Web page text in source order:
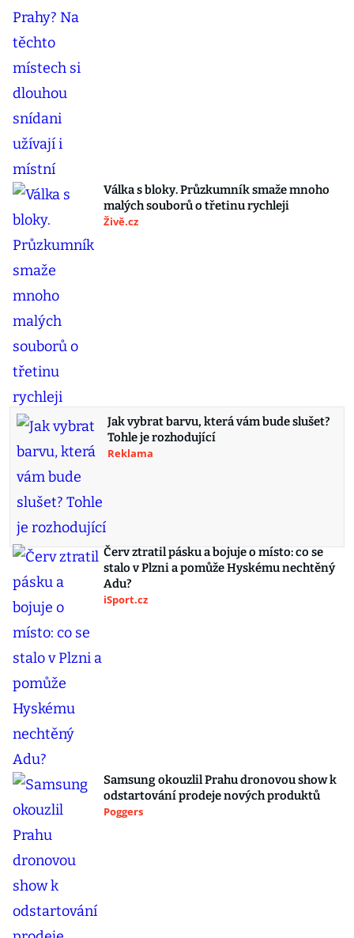
Válka s bloky. Průzkumník smaže mnoho
malých souborů o třetinu rychleji
Živě.cz
Jak vybrat barvu, která vám bude slušet?
Tohle je rozhodující
Reklama
Červ ztratil pásku a bojuje o místo: co se
stalo v Plzni a pomůže Hyskému nechtěný
Adu?
iSport.cz
Samsung okouzlil Prahu dronovou show k
odstartování prodeje nových produktů
Poggers